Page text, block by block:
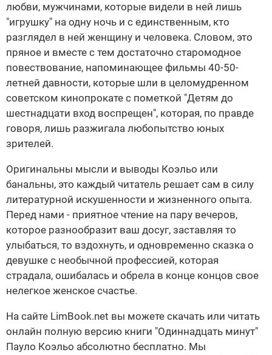
любви, мужчинами, которые видели в ней лишь
"игрушку" на одну ночь и с единственным, кто
разглядел в ней женщину и человека. Словом, это
пряное и вместе с тем достаточно старомодное
повествование, напоминающее фильмы 40-50-
летней давности, которые шли в целомудренном
советском кинопрокате с пометкой "Детям до
шестнадцати вход воспрещен", которая, по правде
говоря, лишь разжигала любопытство юных
зрителей.
Оригинальны мысли и выводы Коэльо или
банальны, это каждый читатель решает сам в силу
литературной искушенности и жизненного опыта.
Перед нами - приятное чтение на пару вечеров,
которое разнообразит ваш досуг, заставляя то
улыбаться, то вздохнуть, и одновременно сказка о
девушке с необычной профессией, которая
страдала, ошибалась и обрела в конце концов свое
нелегкое женское счастье.
На сайте LimBook.net вы можете скачать или читать
онлайн полную версию книги "Одиннадцать минут"
Пауло Коэльо абсолютно бесплатно. Мы